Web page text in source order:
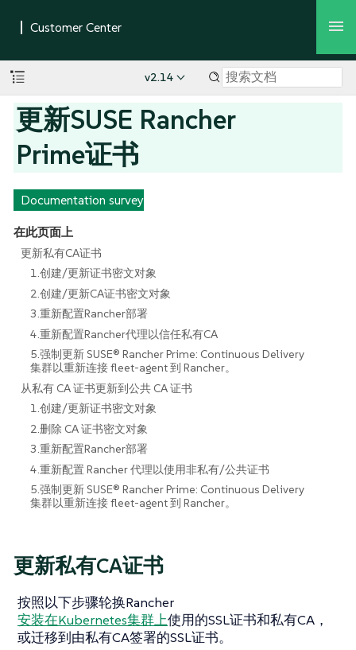
v2.14
更新SUSE Rancher
Prime证书
Documentation survey
在此页面上
更新私有CA证书
1.创建/更新证书密文对象
2.创建/更新CA证书密文对象
3.重新配置Rancher部署
4.重新配置Rancher代理以信任私有CA
5.强制更新 SUSE® Rancher Prime: Continuous Delivery
集群以重新连接 fleet-agent 到 Rancher。
从私有 CA 证书更新到公共 CA 证书
1.创建/更新证书密文对象
2.删除 CA 证书密文对象
3.重新配置Rancher部署
4.重新配置 Rancher 代理以使用非私有/公共证书
5.强制更新 SUSE® Rancher Prime: Continuous Delivery
集群以重新连接 fleet-agent 到 Rancher。
更新私有CA证书
按照以下步骤轮换Rancher
安装在Kubernetes集群上使用的SSL证书和私有CA，
或迁移到由私有CA签署的SSL证书。